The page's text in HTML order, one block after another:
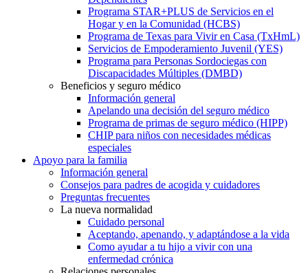
Programa STAR+PLUS de Servicios en el
Hogar y en la Comunidad (HCBS)
Programa de Texas para Vivir en Casa (TxHmL)
Servicios de Empoderamiento Juvenil (YES)
Programa para Personas Sordociegas con
Discapacidades Múltiples (DMBD)
Beneficios y seguro médico
Información general
Apelando una decisión del seguro médico
Programa de primas de seguro médico (HIPP)
CHIP para niños con necesidades médicas
especiales
Apoyo para la familia
Información general
Consejos para padres de acogida y cuidadores
Preguntas frecuentes
La nueva normalidad
Cuidado personal
Aceptando, apenando, y adaptándose a la vida
Como ayudar a tu hijo a vivir con una
enfermedad crónica